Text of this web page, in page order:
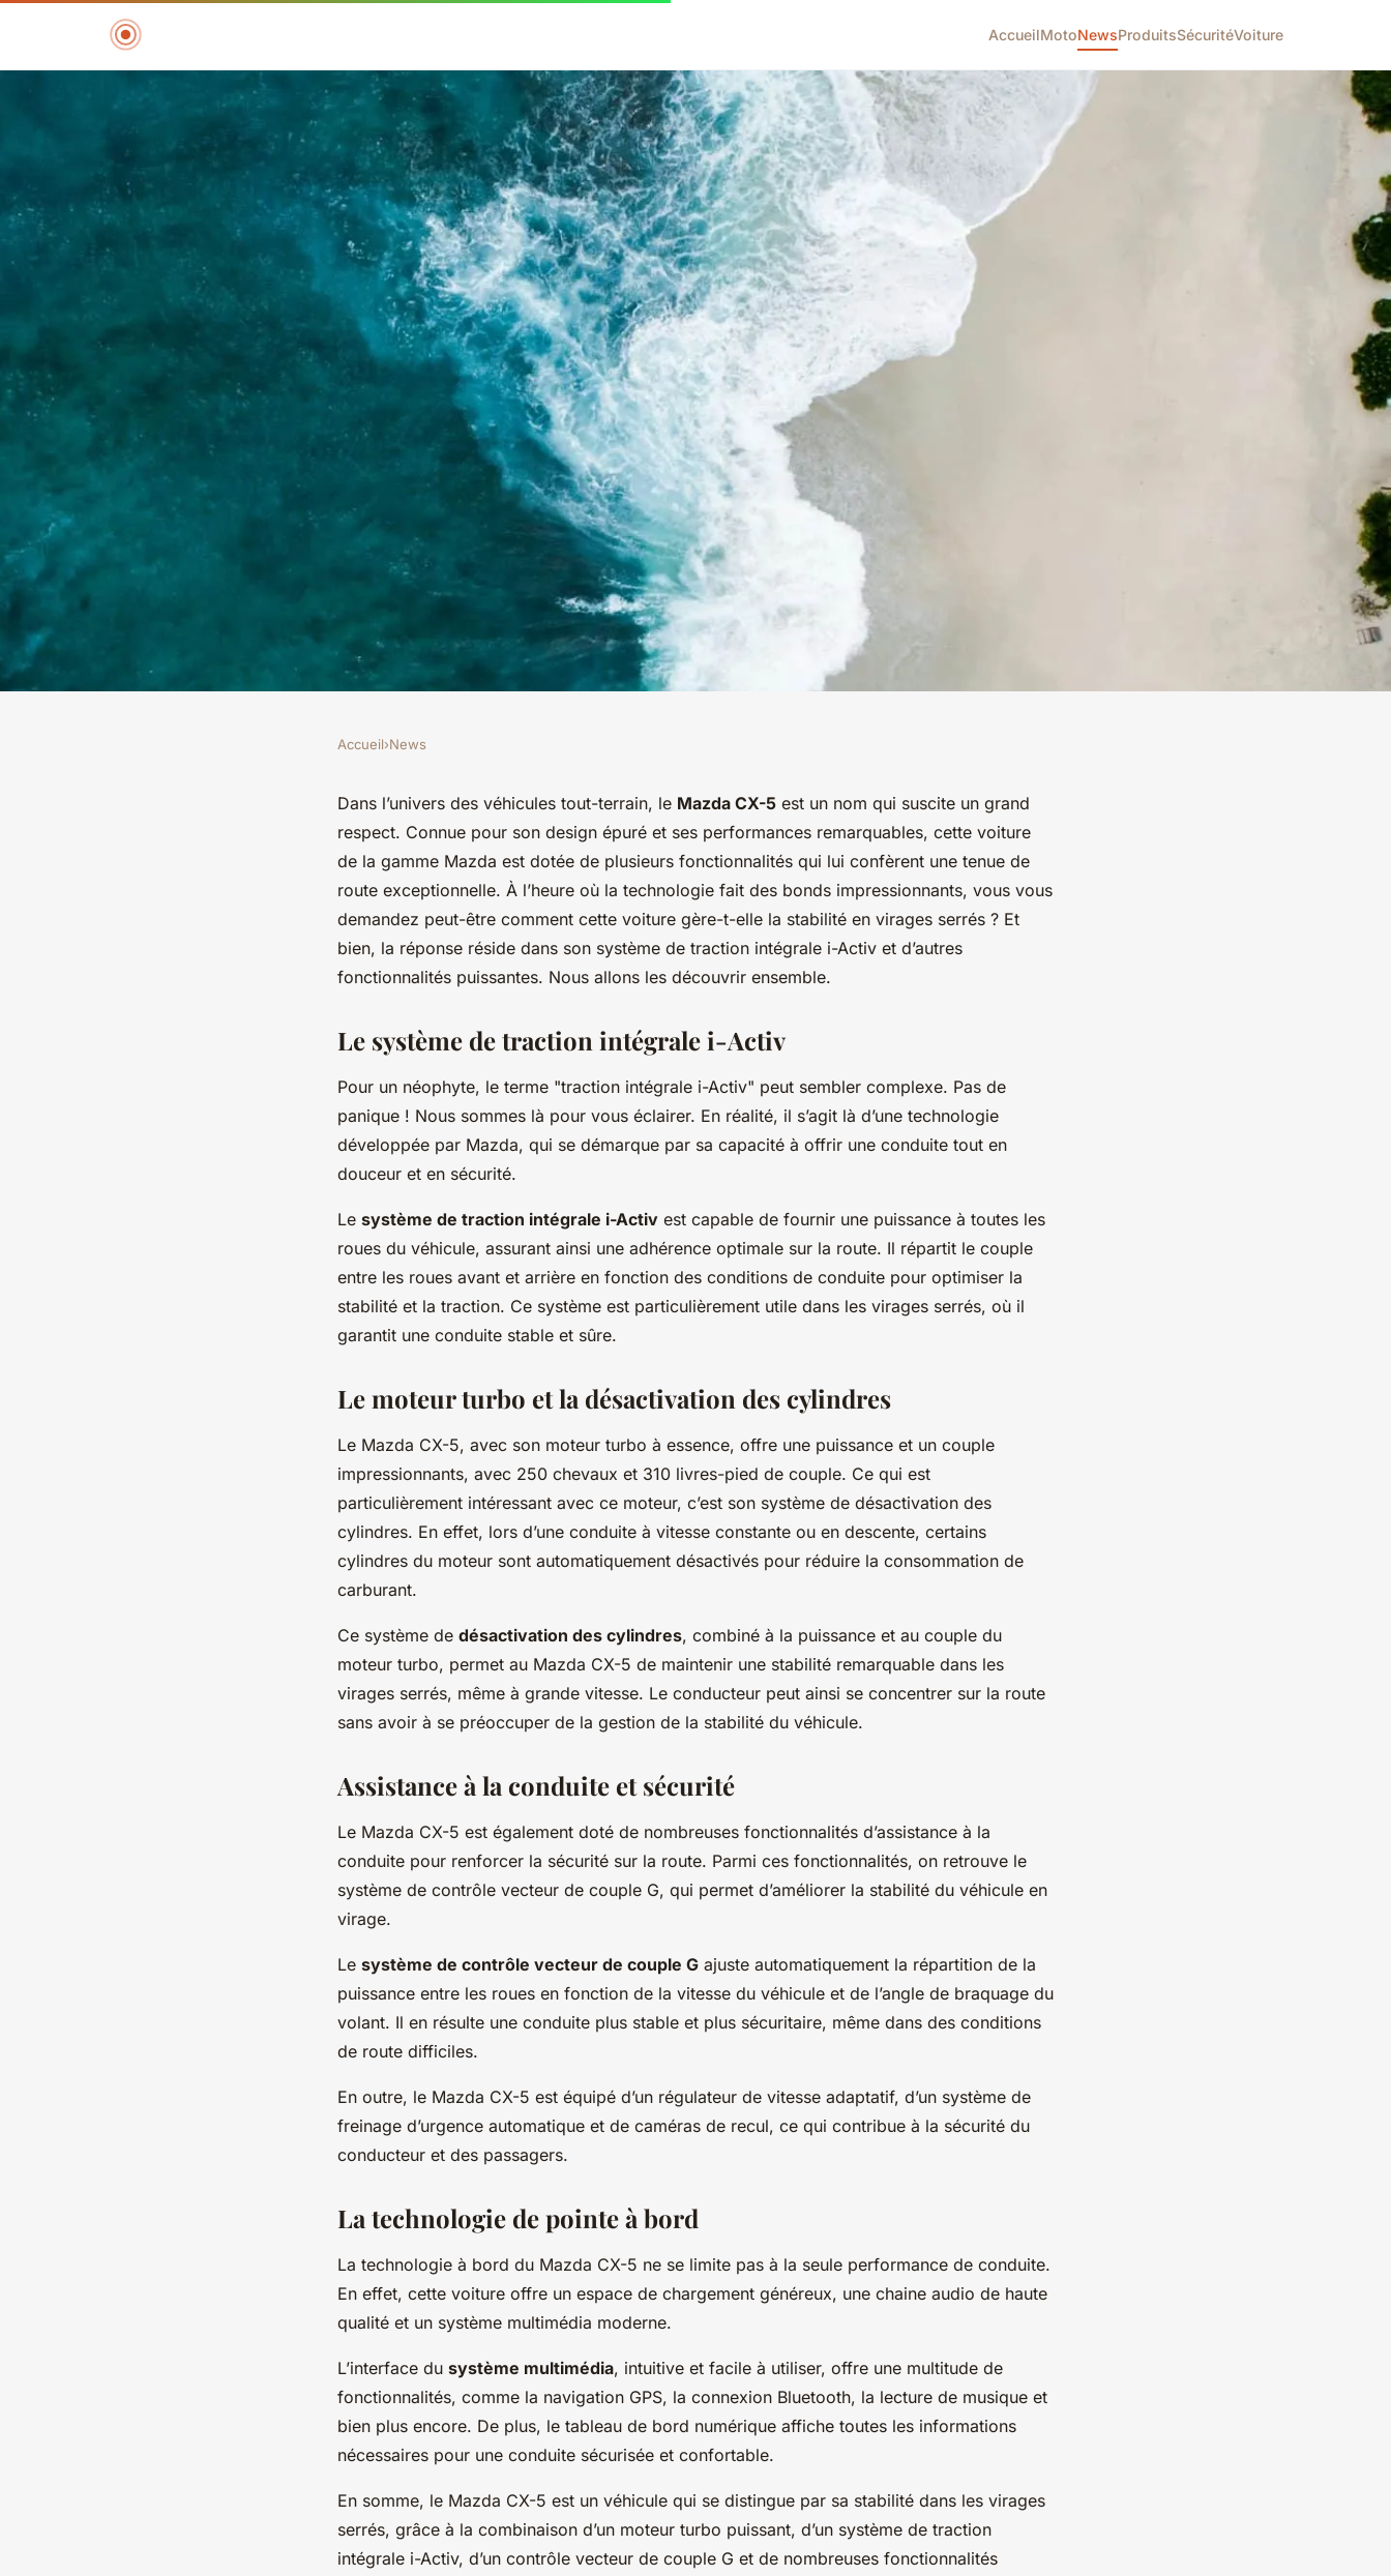
AccueilMotoNewsProduitsSécuritéVoiture
Comment le Mazda CX-5 gère-t-il la
stabilité en virages serrés ?
Accueil›News
Dans l’univers des véhicules tout-terrain, le Mazda CX-5 est un nom qui suscite un grand
respect. Connue pour son design épuré et ses performances remarquables, cette voiture
de la gamme Mazda est dotée de plusieurs fonctionnalités qui lui confèrent une tenue de
route exceptionnelle. À l’heure où la technologie fait des bonds impressionnants, vous vous
demandez peut-être comment cette voiture gère-t-elle la stabilité en virages serrés ? Et
bien, la réponse réside dans son système de traction intégrale i-Activ et d’autres
fonctionnalités puissantes. Nous allons les découvrir ensemble.
Le système de traction intégrale i-Activ
Pour un néophyte, le terme "traction intégrale i-Activ" peut sembler complexe. Pas de
panique ! Nous sommes là pour vous éclairer. En réalité, il s’agit là d’une technologie
développée par Mazda, qui se démarque par sa capacité à offrir une conduite tout en
douceur et en sécurité.
Le système de traction intégrale i-Activ est capable de fournir une puissance à toutes les
roues du véhicule, assurant ainsi une adhérence optimale sur la route. Il répartit le couple
entre les roues avant et arrière en fonction des conditions de conduite pour optimiser la
stabilité et la traction. Ce système est particulièrement utile dans les virages serrés, où il
garantit une conduite stable et sûre.
Le moteur turbo et la désactivation des cylindres
Le Mazda CX-5, avec son moteur turbo à essence, offre une puissance et un couple
impressionnants, avec 250 chevaux et 310 livres-pied de couple. Ce qui est
particulièrement intéressant avec ce moteur, c’est son système de désactivation des
cylindres. En effet, lors d’une conduite à vitesse constante ou en descente, certains
cylindres du moteur sont automatiquement désactivés pour réduire la consommation de
carburant.
Ce système de désactivation des cylindres, combiné à la puissance et au couple du
moteur turbo, permet au Mazda CX-5 de maintenir une stabilité remarquable dans les
virages serrés, même à grande vitesse. Le conducteur peut ainsi se concentrer sur la route
sans avoir à se préoccuper de la gestion de la stabilité du véhicule.
Assistance à la conduite et sécurité
Le Mazda CX-5 est également doté de nombreuses fonctionnalités d’assistance à la
conduite pour renforcer la sécurité sur la route. Parmi ces fonctionnalités, on retrouve le
système de contrôle vecteur de couple G, qui permet d’améliorer la stabilité du véhicule en
virage.
Le système de contrôle vecteur de couple G ajuste automatiquement la répartition de la
puissance entre les roues en fonction de la vitesse du véhicule et de l’angle de braquage du
volant. Il en résulte une conduite plus stable et plus sécuritaire, même dans des conditions
de route difficiles.
En outre, le Mazda CX-5 est équipé d’un régulateur de vitesse adaptatif, d’un système de
freinage d’urgence automatique et de caméras de recul, ce qui contribue à la sécurité du
conducteur et des passagers.
La technologie de pointe à bord
La technologie à bord du Mazda CX-5 ne se limite pas à la seule performance de conduite.
En effet, cette voiture offre un espace de chargement généreux, une chaine audio de haute
qualité et un système multimédia moderne.
L’interface du système multimédia, intuitive et facile à utiliser, offre une multitude de
fonctionnalités, comme la navigation GPS, la connexion Bluetooth, la lecture de musique et
bien plus encore. De plus, le tableau de bord numérique affiche toutes les informations
nécessaires pour une conduite sécurisée et confortable.
En somme, le Mazda CX-5 est un véhicule qui se distingue par sa stabilité dans les virages
serrés, grâce à la combinaison d’un moteur turbo puissant, d’un système de traction
intégrale i-Activ, d’un contrôle vecteur de couple G et de nombreuses fonctionnalités